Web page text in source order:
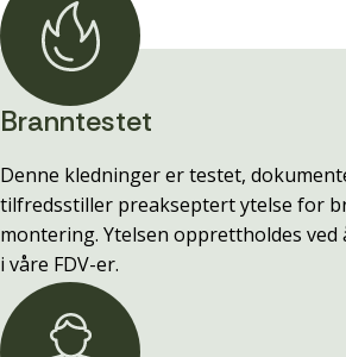
Branntestet
Denne kledninger er testet,
tilfredsstiller preakseptert ytelse for
montering. Ytelsen opprettholdes ved
i våre FDV-er.